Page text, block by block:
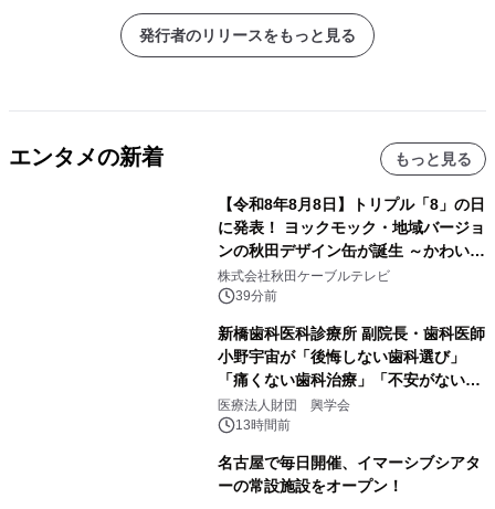
発行者のリリースをもっと見る
エンタメの新着 もっと見る
【令和8年8月8日】トリプル「8」の日
に発表！ ヨックモック・地域バージョ
ンの秋田デザイン缶が誕生 ～かわいい
秋田犬の子犬と秋田の四季と名所を巡
るパッケージ～ 9月1日(火)秋田県内で
株式会社秋田ケーブルテレビ
39分前
新橋歯科医科診療所 副院長・歯科医師
小野宇宙が「後悔しない歯科選び」
「痛くない歯科治療」「不安がない治
療計画」をテーマに専門監修
医療法人財団 興学会
13時間前
名古屋で毎日開催、イマーシブシアタ
ーの常設施設をオープン！